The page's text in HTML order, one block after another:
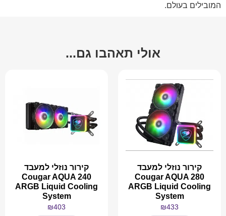
המובילים בעולם.
אולי תאהבו גם...
קירור נוזלי למעבד
Cougar AQUA 280
ARGB Liquid Cooling
System
₪433
קירור נוזלי למעבד
Cougar AQUA 240
ARGB Liquid Cooling
System
₪403